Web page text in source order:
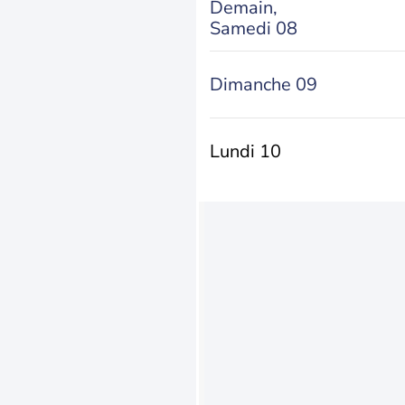
Demain,
Samedi 08
Dimanche 09
Lundi 10